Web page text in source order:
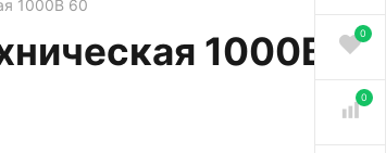
1000В 60
1000В
0
0